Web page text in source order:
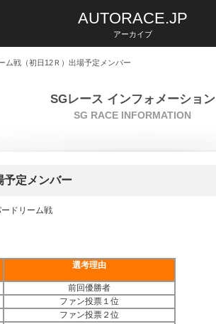
AUTORACE.JP
アーカイブ
ム戦（初日12Ｒ）出場予定メンバー
SGレース インフォメーション
SG RACE INFORMATION
予定メンバー
ドリーム戦
選考理由
前回優勝者
ファン投票１位
ファン投票２位